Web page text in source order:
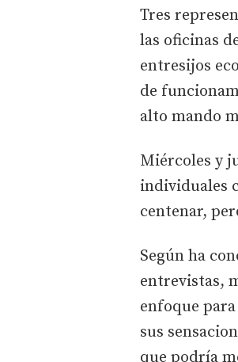
Tres
las oficinas
entresijos
de
alto mando
Miércoles y
individuales
centenar,
Según ha
entrevistas,
enfoque
sus
que podría